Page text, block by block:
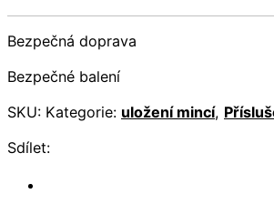
Bezpečná doprava
Bezpečné balení
SKU: Kategorie: uložení mincí,
Sdílet: